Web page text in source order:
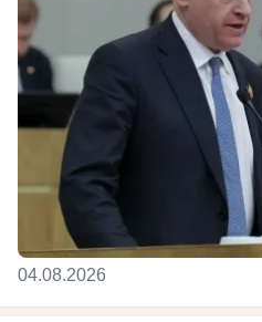
04.08.2026